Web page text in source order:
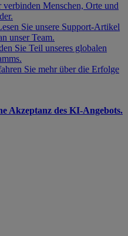
verbinden Menschen, Orte und
Sie unsere Support-Artikel
unser Team.
Sie Teil unseres globalen
Sie mehr über die Erfolge
Akzeptanz des KI-Angebots.